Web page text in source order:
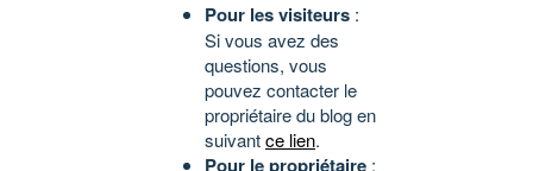
Pour les visiteurs :
Si vous avez des
questions, vous
pouvez contacter le
propriétaire du blog en
suivantce lien.
Pour le propriétaire :